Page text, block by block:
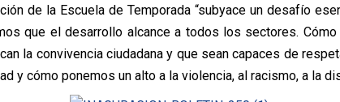
de la Escuela de Temporada “subyace un desafío
que el desarrollo alcance a todos los sectores.
la convivencia ciudadana y que sean capaces de
y cómo ponemos un alto a la violencia, al racismo, a la